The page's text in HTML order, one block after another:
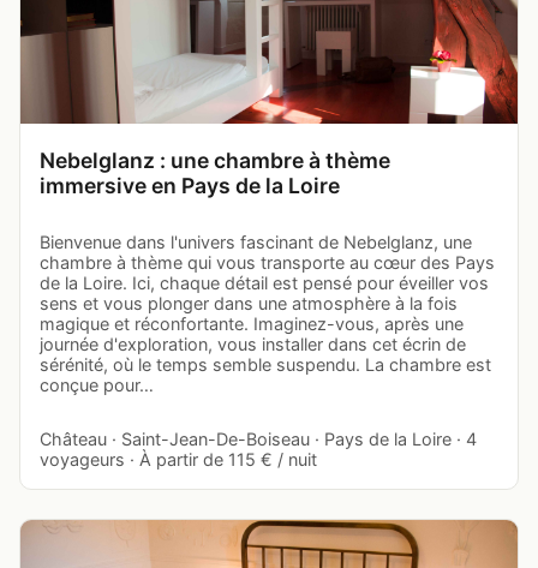
Nebelglanz : une chambre à thème
immersive en Pays de la Loire
Bienvenue dans l'univers fascinant de Nebelglanz, une
chambre à thème qui vous transporte au cœur des Pays
de la Loire. Ici, chaque détail est pensé pour éveiller vos
sens et vous plonger dans une atmosphère à la fois
magique et réconfortante. Imaginez-vous, après une
journée d'exploration, vous installer dans cet écrin de
sérénité, où le temps semble suspendu. La chambre est
conçue pour…
Château · Saint-Jean-De-Boiseau · Pays de la Loire · 4
voyageurs · À partir de 115 € / nuit